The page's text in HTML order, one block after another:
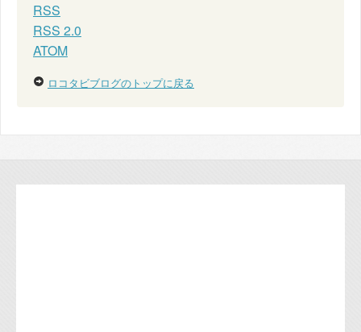
RSS
RSS 2.0
ATOM
ロコタビブログのトップに戻る